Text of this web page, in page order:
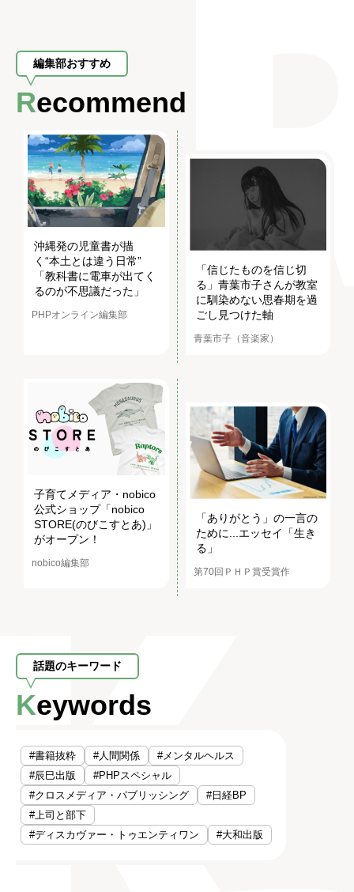
編集部おすすめ
Recommend
沖縄発の児童書が描
く“本土とは違う日常”
「教科書に電車が出てく
るのが不思議だった」
PHPオンライン編集部
「信じたものを信じ切
る」青葉市子さんが教室
に馴染めない思春期を過
ごし見つけた軸
青葉市子（音楽家）
子育てメディア・nobico
公式ショップ「nobico
STORE(のびこすとあ)」
がオープン！
nobico編集部
「ありがとう」の一言の
ために...エッセイ「生き
る」
第70回ＰＨＰ賞受賞作
話題のキーワード
Keywords
#書籍抜粋 #人間関係
#メンタルヘルス
#辰巳出版
#PHPスペシャル
#クロスメディア・パブリッシング
#日経BP
#上司と部下
#ディスカヴァー・トゥエンティワン
#大和出版